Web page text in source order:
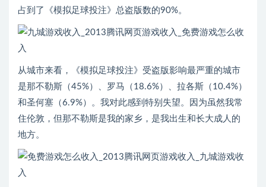
占到了《模拟足球投注》总盗版数的90%。
从城市来看，《模拟足球投注》受盗版影响最严重的城市
是那不勒斯（45%）、罗马（18.6%）、拉各斯（10.4%）
和圣何塞（6.9%）。我对此感到特别失望。因为虽然我常
住伦敦，但那不勒斯是我的家乡，是我出生和长大成人的
地方。